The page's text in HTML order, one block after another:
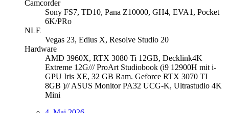
Camcorder
Sony FS7, TD10, Pana Z10000, GH4, EVA1, Pocket
6K/PRo
NLE
Vegas 23, Edius X, Resolve Studio 20
Hardware
AMD 3960X, RTX 3080 Ti 12GB, Decklink4K
Extreme 12G/// ProArt Studiobook (i9 12900H mit i-
GPU Iris XE, 32 GB Ram. Geforce RTX 3070 TI
8GB )// ASUS Monitor PA32 UCG-K, Ultrastudio 4K
Mini